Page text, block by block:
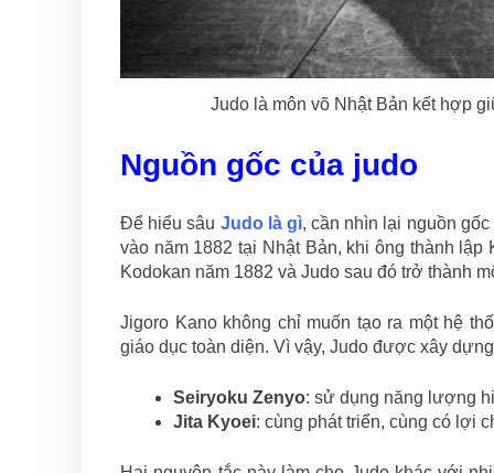
Judo là môn võ Nhật Bản kết hợp
Nguồn gốc của judo
Để hiểu sâu Judo là gì, cần nhìn lại nguồn
vào năm 1882 tại Nhật Bản, khi ông thành
Kodokan năm 1882 và Judo sau đó trở thành
Jigoro Kano không chỉ muốn tạo ra một hệ
giáo dục toàn diện. Vì vậy, Judo được xây
Seiryoku Zenyo: sử dụng năng lượng
Jita Kyoei: cùng phát triển, cùng có lợi